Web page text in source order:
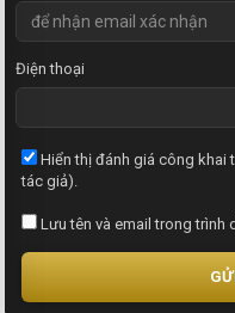
Điện thoại
Hiển thị đánh giá công khai
tác giả).
Lưu tên và email trong trình